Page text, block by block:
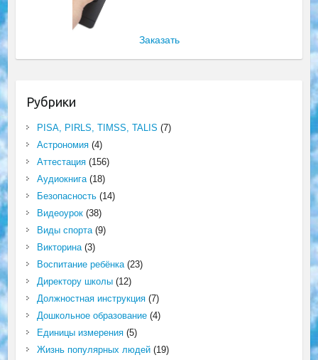
Заказать
Рубрики
PISA, PIRLS, TIMSS, TALIS (7)
Астрономия(4)
Аттестация(156)
Аудиокнига(18)
Безопасность(14)
Видеоурок(38)
Виды спорта(9)
Викторина(3)
Воспитание ребёнка(23)
Директору школы(12)
Должностная инструкция(7)
Дошкольное образование(4)
Единицы измерения(5)
Жизнь популярных людей(19)